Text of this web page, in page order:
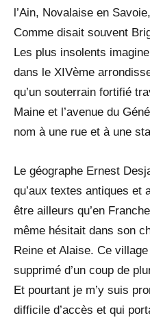
l’Ain, Novalaise en
Comme disait souvent
Les plus insolents
dans le XIVème
qu’un souterrain fortifié
Maine et l’avenue du
nom à une rue et à une
Le géographe Ernest
qu’aux textes antiques et
être ailleurs qu’en
même hésitait dans son
Reine et Alaise. Ce
supprimé d’un coup de
Et pourtant je m’y suis
difficile d’accès et qui